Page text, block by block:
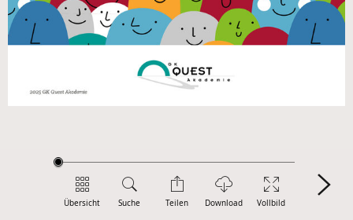
Übersicht Suche Teilen Download Vollbild